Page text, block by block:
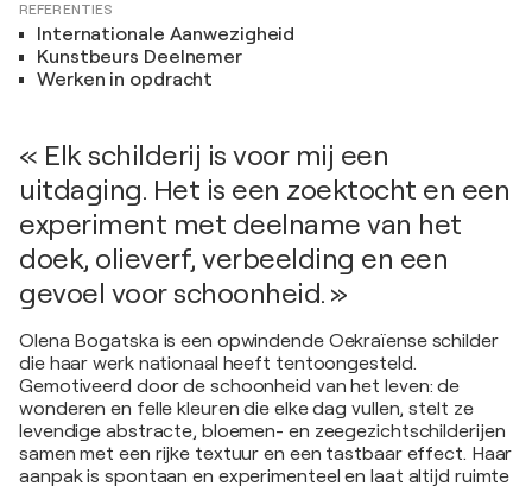
REFERENTIES
Internationale Aanwezigheid
Kunstbeurs Deelnemer
Werken in opdracht
« Elk schilderij is voor mij een
uitdaging. Het is een zoektocht en een
experiment met deelname van het
doek, olieverf, verbeelding en een
gevoel voor schoonheid. »
Olena Bogatska is een opwindende Oekraïense schilder
die haar werk nationaal heeft tentoongesteld.
Gemotiveerd door de schoonheid van het leven: de
wonderen en felle kleuren die elke dag vullen, stelt ze
levendige abstracte, bloemen- en zeegezichtschilderijen
samen met een rijke textuur en een tastbaar effect. Haar
aanpak is spontaan en experimenteel en laat altijd ruimte